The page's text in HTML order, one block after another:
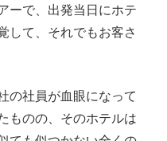
ーで、出発当日にホテ
して、それでもお客さ
の社員が血眼になって
ものの、そのホテルは